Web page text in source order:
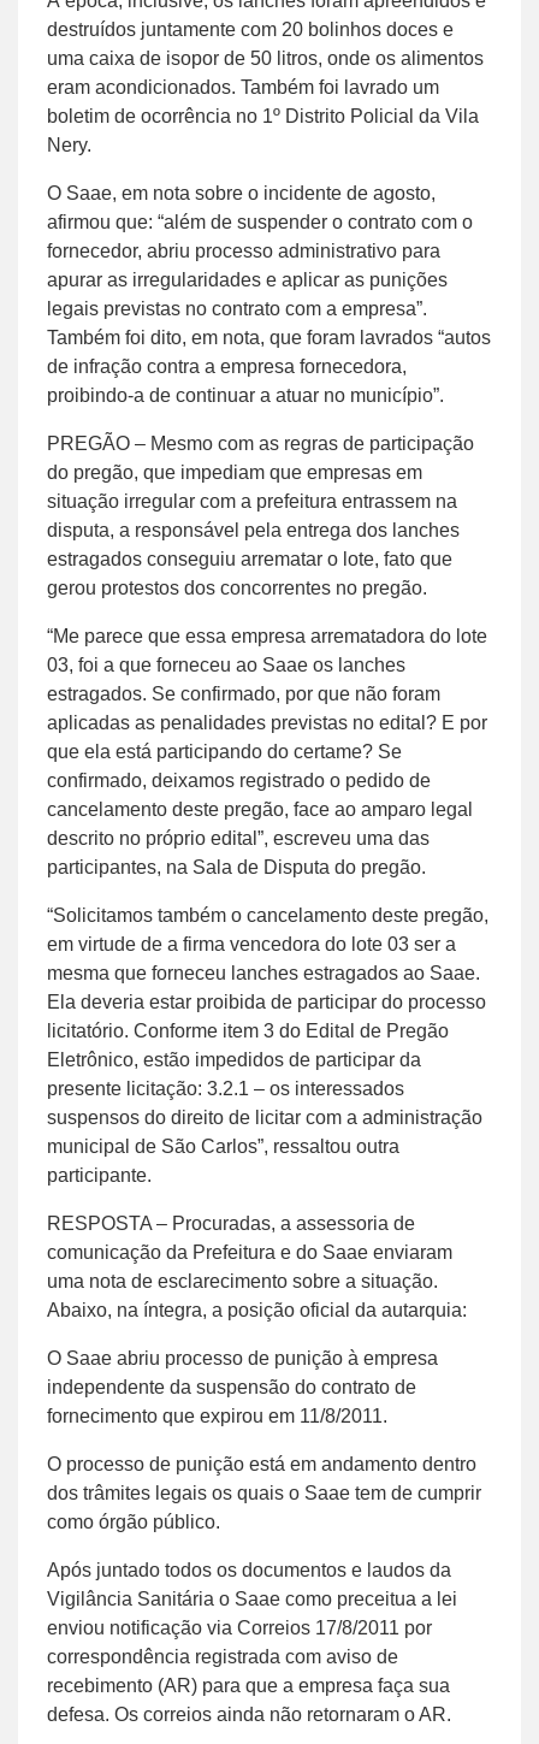
destruídos juntamente com 20 bolinhos doces e
uma caixa de isopor de 50 litros, onde os alimentos
eram acondicionados. Também foi lavrado um
boletim de ocorrência no 1º Distrito Policial da Vila
Nery.
O Saae, em nota sobre o incidente de agosto,
afirmou que: “além de suspender o contrato com o
fornecedor, abriu processo administrativo para
apurar as irregularidades e aplicar as punições
legais previstas no contrato com a empresa”.
Também foi dito, em nota, que foram lavrados “autos
de infração contra a empresa fornecedora,
proibindo-a de continuar a atuar no município”.
PREGÃO – Mesmo com as regras de participação
do pregão, que impediam que empresas em
situação irregular com a prefeitura entrassem na
disputa, a responsável pela entrega dos lanches
estragados conseguiu arrematar o lote, fato que
gerou protestos dos concorrentes no pregão.
“Me parece que essa empresa arrematadora do lote
03, foi a que forneceu ao Saae os lanches
estragados. Se confirmado, por que não foram
aplicadas as penalidades previstas no edital? E por
que ela está participando do certame? Se
confirmado, deixamos registrado o pedido de
cancelamento deste pregão, face ao amparo legal
descrito no próprio edital”, escreveu uma das
participantes, na Sala de Disputa do pregão.
“Solicitamos também o cancelamento deste pregão,
em virtude de a firma vencedora do lote 03 ser a
mesma que forneceu lanches estragados ao Saae.
Ela deveria estar proibida de participar do processo
licitatório. Conforme item 3 do Edital de Pregão
Eletrônico, estão impedidos de participar da
presente licitação: 3.2.1 – os interessados
suspensos do direito de licitar com a administração
municipal de São Carlos”, ressaltou outra
participante.
RESPOSTA – Procuradas, a assessoria de
comunicação da Prefeitura e do Saae enviaram
uma nota de esclarecimento sobre a situação.
Abaixo, na íntegra, a posição oficial da autarquia:
O Saae abriu processo de punição à empresa
independente da suspensão do contrato de
fornecimento que expirou em 11/8/2011.
O processo de punição está em andamento dentro
dos trâmites legais os quais o Saae tem de cumprir
como órgão público.
Após juntado todos os documentos e laudos da
Vigilância Sanitária o Saae como preceitua a lei
enviou notificação via Correios 17/8/2011 por
correspondência registrada com aviso de
recebimento (AR) para que a empresa faça sua
defesa. Os correios ainda não retornaram o AR.